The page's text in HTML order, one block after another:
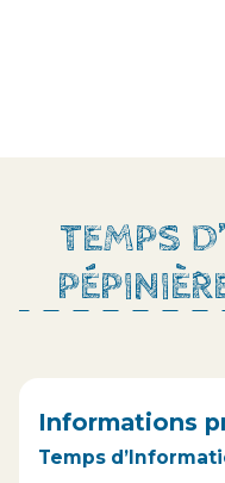
TEMPS
Informations
Temps